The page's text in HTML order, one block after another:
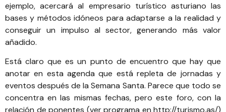
ejemplo, acercará al empresario turístico asturiano las
bases y métodos idóneos para adaptarse a la realidad y
conseguir un impulso al sector, generando más valor
añadido.
Está claro que es un punto de encuentro que hay que
anotar en esta agenda que está repleta de jornadas y
eventos después de la Semana Santa. Parece que todo se
concentra en las mismas fechas, pero este foro, con la